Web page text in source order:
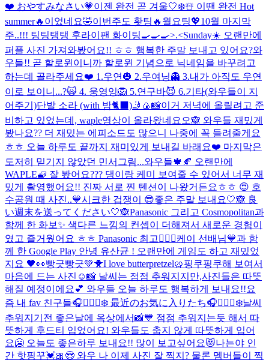
❤️ おやすみなさい💗이젠 완전 곧 겨울🤍❄️☃️ 이땐 완전 Hot
summer🔥이었네요🤣이번주도 홧팅🔥월요팅💖10월 마지막
주..!!! 팅팅탱탱 후라이팬 화이팅🍳🍳🍳>.<Sunday☀️ 오랜만에
퍼플 사진 가져와봤어요!! ㅎㅎ 행복한 주말 보내고 있어요?와
우들!! 곧 할로윈이니까 할로윈 기념으로 닉네임을 바꾸려고
하는데 골라주세요❤️ 1.우연🎃 2.우여닝👻 3.내가 아직도 우연
이로 보이니...?🙀 4. 웅영잉🦁 5.연구바😈 6.기타(와우들이 지
어주기)단발 소라 (with 밤🐈‍⬛)🤳🍙📸이거 저녁에 올릴려고 준
비하고 있었는데, waple영상이 올라왔네요오🙈 와우들 재밌게
봤나요?? 더 재밌는 에피소드도 많으니 나중에 꼭 들려줄게요
ㅎㅎ 오늘 하루도 끝까지 재미있게 보내길 바래요❤️ 마지막은
도저히 믿기지 않았던 민서그림...와우들🍁🍂 오랜만에
WAPLE🧇 잘 봤어요??? 댕이랑 케미 보여줄 수 있어서 너무 재
밌게 촬영했어요!! 진짜 서로 찐 텐션이 나왔거든요ㅎㅎ 😍 호
수공원 때 사진..💙시크한 겁쟁이 😎좋은 주말 보내요🤍🙈 良
い週末を送ってください🤍🙈Panasonic 그리고 Cosmopolitan과
함께 한 화보✨ 색다른 느낌의 컨셉이 더해져서 새로운 경험이
였고 즐거웠어요 ㅎㅎ Panasonic 최고👍🏻💓케이 선배님💙과 함
께 한 Google Play 안녕 유산균 ! 오랜만에 게임도 하고 재밌었
지요 🖤👀빵긋빵긋💚🐥I love butterpretzel🥨핑쿠핑쿠해 보여서
마음에 드는 사진☺️📸 날씨는 점점 추워지지만,사진들은 따뜻
해질 예정이에요💕 와우들 오늘 하루도 행복하게 보내요!!요
즘 내 fav 친구들🎧🧘🏻‍♀️❄️ 最近のお気に入りたち🎧🧘🏻‍♀️❄️날씨
추워지기전 좋은날에 옥상에서📸💙 점점 추워지는듯 해서 따
뜻하게 후드티 입었어요! 와우들도 춥지 않게 따뜻하게 입어
요🥶 오늘도 좋은하루 보내요!! 많이 보고싶어요😻나는야 인
간 핫핑꾸💓🎀😍 와우 나 이제 사진 잘 찍지? 물론 멤버들이 찍